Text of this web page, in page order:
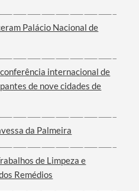
Palácio Nacional de
internacional de
de nove cidades de
da Palmeira
de Limpeza e
Remédios